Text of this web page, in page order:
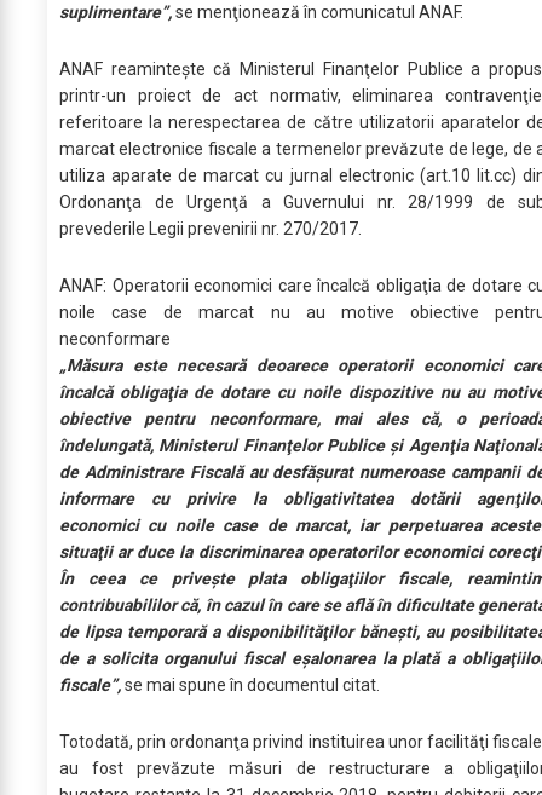
suplimentare”,se menţionează în comunicatul ANAF.
ANAF reaminteşte că Ministerul Finanţelor Publice a
printr-un proiect de act normativ, eliminarea
referitoare la nerespectarea de către utilizatorii aparatelor
marcat electronice fiscale a termenelor prevăzute de lege, de
utiliza aparate de marcat cu jurnal electronic (art.10 lit.cc)
Ordonanţa de Urgenţă a Guvernului nr. 28/1999 de
prevederile Legii prevenirii nr. 270/2017.
ANAF: Operatorii economici care încalcă obligaţia de dotare
noile case de marcat nu au motive obiective
neconformare
„Măsura este necesară deoarece operatorii economici
încalcă obligaţia de dotare cu noile dispozitive nu au
obiective pentru neconformare, mai ales că, o
îndelungată, Ministerul Finanţelor Publice şi Agenţia
de Administrare Fiscală au desfăşurat numeroase campanii
informare cu privire la obligativitatea dotării
economici cu noile case de marcat, iar perpetuarea
situaţii ar duce la discriminarea operatorilor economici
În ceea ce priveşte plata obligaţiilor fiscale,
contribuabililor că, în cazul în care se află în dificultate
de lipsa temporară a disponibilităţilor băneşti, au
de a solicita organului fiscal eşalonarea la plată a
fiscale”,se mai spune în documentul citat.
Totodată, prin ordonanţa privind instituirea unor facilităţi
au fost prevăzute măsuri de restructurare a